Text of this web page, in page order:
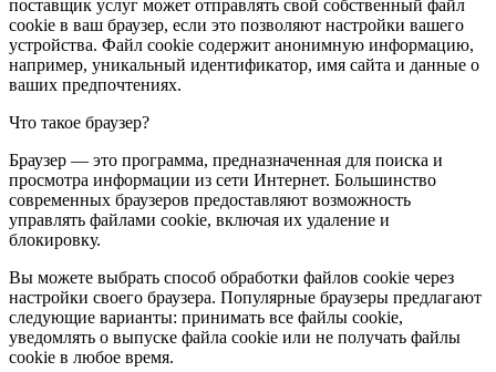
поставщик услуг может отправлять свой собственный файл
cookie в ваш браузер, если это позволяют настройки вашего
устройства. Файл cookie содержит анонимную информацию,
например, уникальный идентификатор, имя сайта и данные о
ваших предпочтениях.
Что такое браузер?
Браузер — это программа, предназначенная для поиска и
просмотра информации из сети Интернет. Большинство
современных браузеров предоставляют возможность
управлять файлами cookie, включая их удаление и
блокировку.
Вы можете выбрать способ обработки файлов cookie через
настройки своего браузера. Популярные браузеры предлагают
следующие варианты: принимать все файлы cookie,
уведомлять о выпуске файла cookie или не получать файлы
cookie в любое время.